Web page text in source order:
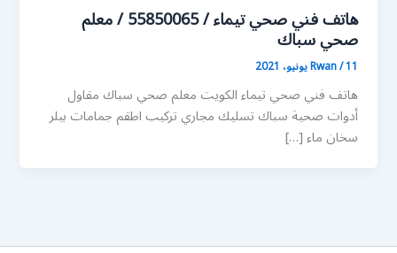
هاتف فني صحي تيماء / 55850065 / معلم
صحي سباك
Rwan/11 يونيو، 2021
هاتف فني صحي تيماء الكويت معلم صحي سباك مقاول
أدوات صحية سباك تسليك مجاري تركيب اطقم جمامات بيلر
سخان ماء […]